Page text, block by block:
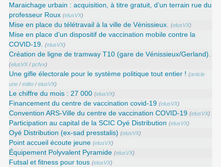
Maraichage urbain : acquisition, à titre gratuit, d’un terrain rue du
professeur Roux (elusVX)
Mise en place du télétravail à la ville de Vénissieux. (elusVX)
Mise en place d’un dispositif de vaccination mobile contre la
COVID-19. (elusVX)
Création de ligne de tramway T10 (gare de Vénissieux/Gerland).
(elusVX/pcfvx)
Une gifle électorale pour le système politique tout entier ! (article
une /edito /elusVX)
Le chiffre du mois : 27 000 (elusVX)
Financement du centre de vaccination covid-19 (elusVX)
Convention ARS‑Ville du centre de vaccination COVID‑19 (elusVX)
Participation au capital de la SCIC Oyé Distribution (elusVX)
Oyé Distribution (ex-sad presstalis) (elusVX)
Point accueil écoute jeune (elusVX)
Équipement Polyvalent Pyramide (elusVX)
Futsal et fitness pour tous (elusVX)